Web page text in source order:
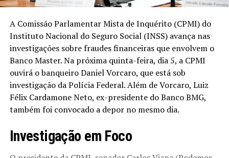
A Comissão Parlamentar Mista de Inquérito (CPMI) do
Instituto Nacional do Seguro Social (INSS) avança nas
investigações sobre fraudes financeiras que envolvem o
Banco Master. Na próxima quinta-feira, dia 5, a CPMI
ouvirá o banqueiro Daniel Vorcaro, que está sob
investigação da Polícia Federal. Além de Vorcaro, Luiz
Félix Cardamone Neto, ex-presidente do Banco BMG,
também foi convocado a depor no mesmo dia.
Investigação em Foco